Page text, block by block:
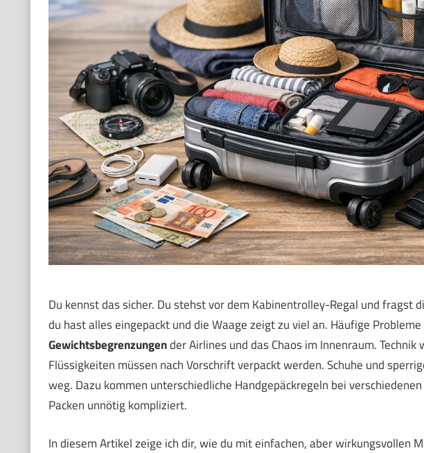
Du kennst das sicher. Du stehst vor dem Kabinentrolley-Regal und fragst
du hast alles eingepackt und die Waage zeigt zu viel an. Häufige Probleme
Gewichtsbegrenzungender Airlines und das Chaos im Innenraum.
Flüssigkeiten müssen nach Vorschrift verpackt werden. Schuhe und
weg. Dazu kommen unterschiedliche Handgepäckregeln bei
Packen unnötig kompliziert.
In diesem Artikel zeige ich dir, wie du mit einfachen, aber wirkungsvollen